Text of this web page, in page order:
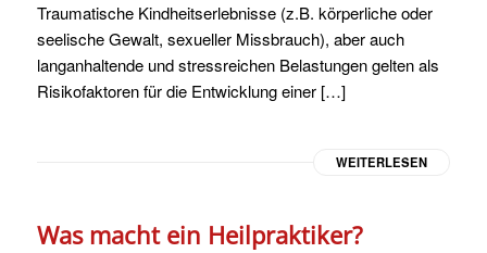
Traumatische Kindheitserlebnisse (z.B. körperliche oder
seelische Gewalt, sexueller Missbrauch), aber auch
langanhaltende und stressreichen Belastungen gelten als
Risikofaktoren für die Entwicklung einer […]
WEITERLESEN
Was macht ein Heilpraktiker?